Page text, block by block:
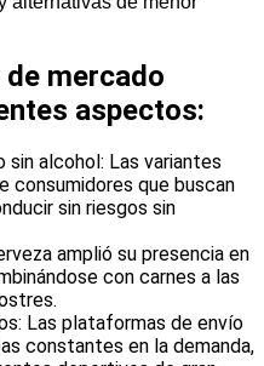
mercado
aspectos:
alcohol: Las variantes
consumidores que buscan
sin riesgos sin
amplió su presencia en
con carnes a las
Las plataformas de envío
constantes en la demanda,